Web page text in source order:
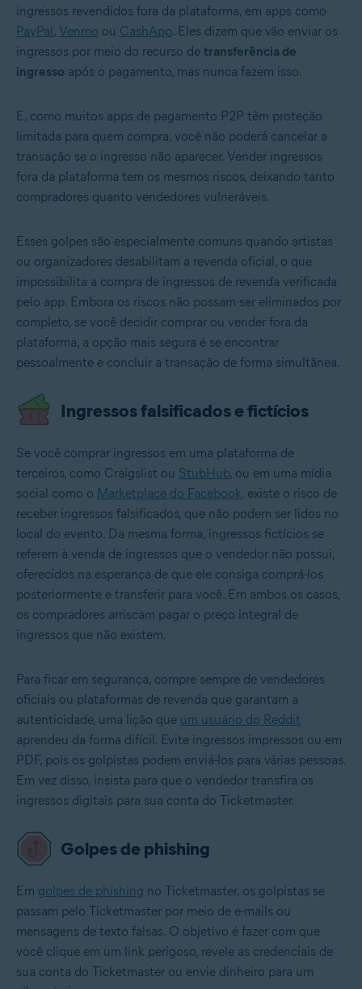
ingressos revendidos fora da plataforma, em apps como
PayPal , Venmo ou CashApp. Eles dizem que vão enviar os
ingressos por meio do recurso de transferência de
ingresso após o pagamento, mas nunca fazem isso.
E, como muitos apps de pagamento P2P têm proteção
limitada para quem compra, você não poderá cancelar a
transação se o ingresso não aparecer. Vender ingressos
fora da plataforma tem os mesmos riscos, deixando tanto
compradores quanto vendedores vulneráveis.
Esses golpes são especialmente comuns quando artistas
ou organizadores desabilitam a revenda oficial, o que
impossibilita a compra de ingressos de revenda verificada
pelo app. Embora os riscos não possam ser eliminados por
completo, se você decidir comprar ou vender fora da
plataforma, a opção mais segura é se encontrar
pessoalmente e concluir a transação de forma simultânea.
Ingressos falsificados e fictícios
Se você comprar ingressos em uma plataforma de
terceiros, como Craigslist ou StubHub, ou em uma mídia
social como o Marketplace do Facebook, existe o risco de
receber ingressos falsificados, que não podem ser lidos no
local do evento. Da mesma forma, ingressos fictícios se
referem à venda de ingressos que o vendedor não possui,
oferecidos na esperança de que ele consiga comprá-los
posteriormente e transferir para você. Em ambos os casos,
os compradores arriscam pagar o preço integral de
ingressos que não existem.
Para ficar em segurança, compre sempre de vendedores
oficiais ou plataformas de revenda que garantam a
autenticidade, uma lição que um usuário do Reddit
aprendeu da forma difícil. Evite ingressos impressos ou em
PDF, pois os golpistas podem enviá-los para várias pessoas.
Em vez disso, insista para que o vendedor transfira os
ingressos digitais para sua conta do Ticketmaster.
Golpes de phishing
Em golpes de phishing no Ticketmaster, os golpistas se
passam pelo Ticketmaster por meio de e-mails ou
mensagens de texto falsas. O objetivo é fazer com que
você clique em um link perigoso, revele as credenciais de
sua conta do Ticketmaster ou envie dinheiro para um